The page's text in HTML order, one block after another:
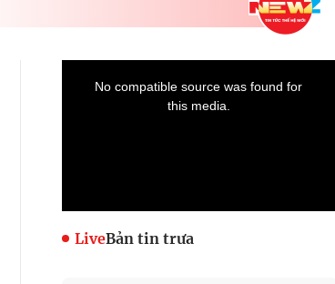
Multimedia
Multiform
Doanh nhân Sài
Gòn
LiveBản tin trưa